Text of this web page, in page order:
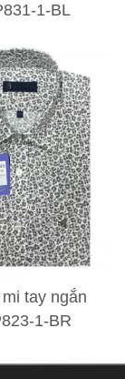
1-BL
tay ngắn
1-BR